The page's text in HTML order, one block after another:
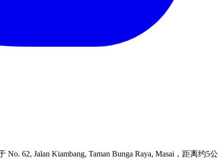
62, Jalan Kiambang, Taman Bunga Raya, Masai，距离约5公